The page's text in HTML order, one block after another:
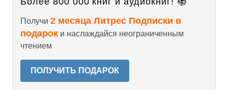
Получи 2 месяца Литрес Подписки в
подарок и наслаждайся неограниченным
чтением
ПОЛУЧИТЬ ПОДАРОК